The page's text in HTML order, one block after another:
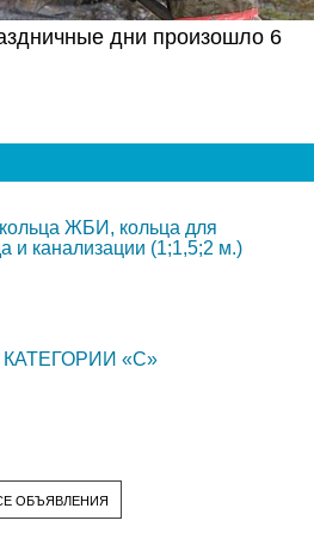
дни произошло 6
ЖБИ, кольца для
и канализации (1;1,5;2 м.)
«C»
ОБЪЯВЛЕНИЯ